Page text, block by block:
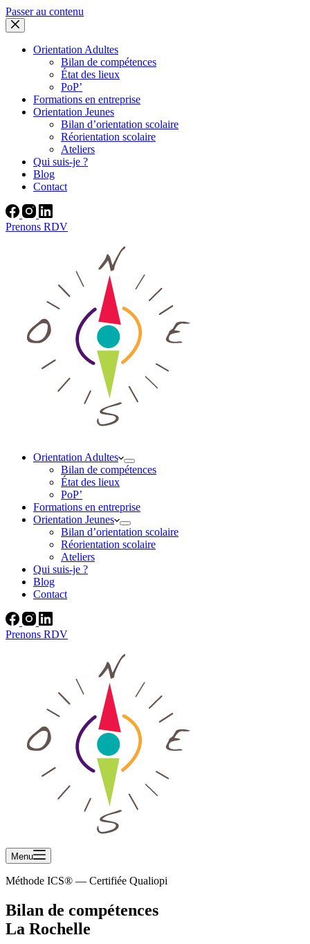
Passer au contenu
Orientation Adultes
Bilan de compétences
État des lieux
PoP’
Formations en entreprise
Orientation Jeunes
Bilan d’orientation scolaire
Réorientation scolaire
Ateliers
Qui suis-je ?
Blog
Contact
Prenons RDV
Orientation Adultes
Bilan de compétences
État des lieux
PoP’
Formations en entreprise
Orientation Jeunes
Bilan d’orientation scolaire
Réorientation scolaire
Ateliers
Qui suis-je ?
Blog
Contact
Prenons RDV
Menu
Méthode ICS® — Certifiée Qualiopi
Bilan de compétences
La Rochelle